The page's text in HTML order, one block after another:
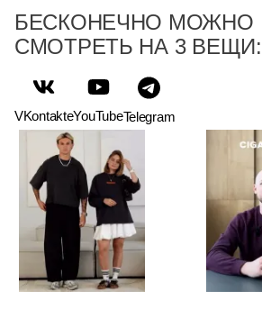
БЕСКОНЕЧНО МОЖНО
СМОТРЕТЬ НА 3 ВЕЩИ:
VKontakteYouTubeTelegram